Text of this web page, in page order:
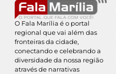
O Fala Marília é o portal
regional que vai além das
fronteiras da cidade,
conectando e celebrando a
diversidade da nossa região
através de narrativas